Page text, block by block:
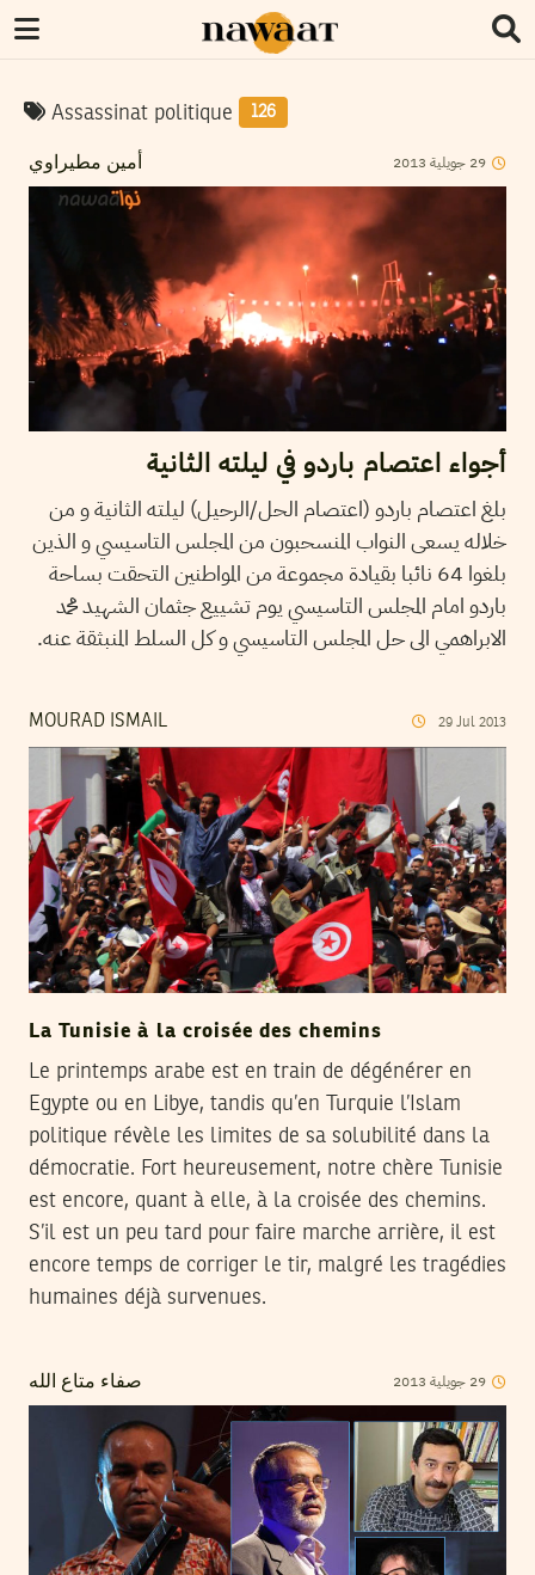
Assassinat politique 126
أمين مطيراوي 29 جويلية 2013
أجواء اعتصام باردو في ليلته الثانية
بلغ اعتصام باردو (اعتصام الحل/الرحيل) ليلته الثانية و من
خلاله يسعى النواب المنسحبون من المجلس التاسيسي و الذين
بلغوا 64 نائبا بقيادة مجموعة من المواطنين التحقت بساحة
باردو امام المجلس التاسيسي يوم تشييع جثمان الشهيد محمد
الابراهمي الى حل المجلس التاسيسي و كل السلط المنبثقة عنه.
MOURAD ISMAIL 29 Jul 2013
La Tunisie à la croisée des chemins
Le printemps arabe est en train de dégénérer en
Egypte ou en Libye, tandis qu’en Turquie l’Islam
politique révèle les limites de sa solubilité dans la
démocratie. Fort heureusement, notre chère Tunisie
est encore, quant à elle, à la croisée des chemins.
S’il est un peu tard pour faire marche arrière, il est
encore temps de corriger le tir, malgré les tragédies
humaines déjà survenues.
صفاء متاع الله 29 جويلية 2013